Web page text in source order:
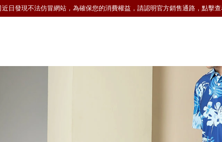
近日發現不法仿冒網站，為確保您的消費權益，請認明官方銷售通路，點擊